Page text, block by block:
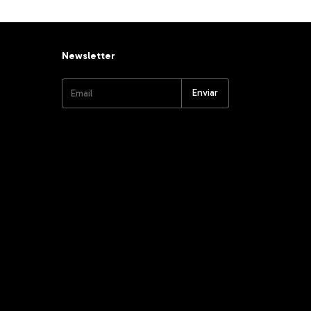
Newsletter